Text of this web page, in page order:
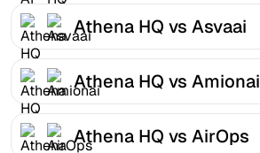
Athena HQ vs Asvaai
Athena HQ vs Amionai
Athena HQ vs AirOps